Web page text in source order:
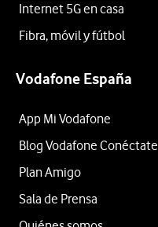
Internet 5G en casa
Fibra, móvil y fútbol
Vodafone España
App Mi Vodafone
Blog Vodafone Conéctate
Plan Amigo
Sala de Prensa